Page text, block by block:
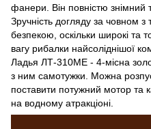
фанери. Він повністю знімний
Зручність догляду за човном
безпекою, оскільки широкі та
вагу рибалки найсоліднішої
Ладья ЛТ-310МЕ - 4-місна
з ним самотужки. Можна
поставити потужний мотор та
на водному атракціоні.